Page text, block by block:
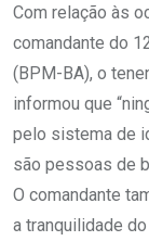
Com relação às
comandante do
(BPM-BA), o
informou que
pelo sistema de
são pessoas de
O comandante
a tranquilidade